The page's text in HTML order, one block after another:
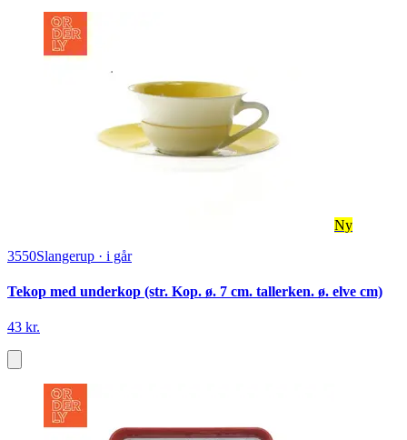
Ny
3550Slangerup · i går
Tekop med underkop (str. Kop. ø. 7 cm. tallerken. ø. elve cm)
43 kr.